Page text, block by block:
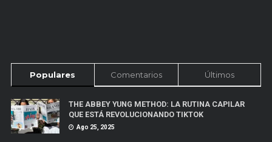
Populares Comentarios Últimos
THE ABBEY YUNG METHOD: LA RUTINA CAPILAR
QUE ESTÁ REVOLUCIONANDO TIKTOK
Ago 25, 2025